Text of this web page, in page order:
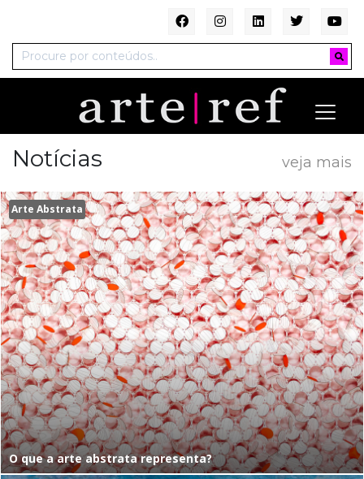
Notícias veja mais
Arte Abstrata
O que a arte abstrata representa?